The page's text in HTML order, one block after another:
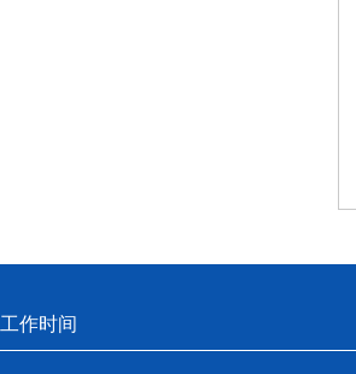
工作时间